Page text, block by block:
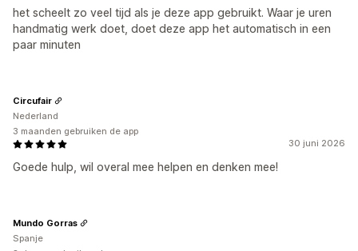
het scheelt zo veel tijd als je deze app gebruikt. Waar je uren
handmatig werk doet, doet deze app het automatisch in een
paar minuten
30 juni 2026
Goede hulp, wil overal mee helpen en denken mee!
Circufair
Nederland
3 maanden gebruiken de app
Mundo Gorras
Spanje